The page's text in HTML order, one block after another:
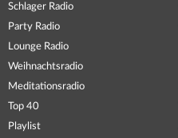
Schlager Radio
Party Radio
Lounge Radio
Weihnachtsradio
Meditationsradio
Top 40
Playlist